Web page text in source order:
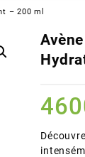
– 200 ml